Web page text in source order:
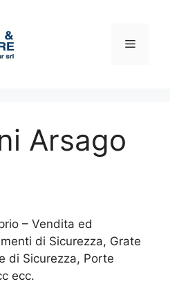
Menu
Arsago
– Vendita ed
di Sicurezza, Grate
di Sicurezza, Porte
ecc.